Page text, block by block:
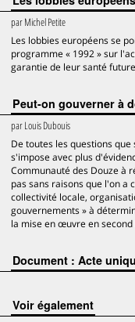
parMichel Petite
Les lobbies européens se
programme « 1992 » sur
garantie de leur santé
Peut-on gouverner à
parLouis Dubouis
De toutes les questions
s'impose avec plus
Communauté des Douze à
pas sans raisons que l'on a
collectivité locale,
gouvernements » à
la mise en œuvre en
Document : Acte
voir également